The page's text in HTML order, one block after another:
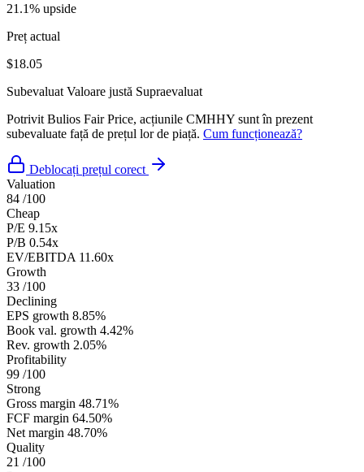
21.1% upside
Preț actual
$18.05
Subevaluat Valoare justă Supraevaluat
Potrivit Bulios Fair Price, acțiunile CMHHY sunt în prezent
subevaluate față de prețul lor de piață. Cum funcționează?
Deblocați prețul corect
Valuation
84 /100
Cheap
P/E 9.15x
P/B 0.54x
EV/EBITDA 11.60x
Growth
33 /100
Declining
EPS growth 8.85%
Book val. growth 4.42%
Rev. growth 2.05%
Profitability
99 /100
Strong
Gross margin 48.71%
FCF margin 64.50%
Net margin 48.70%
Quality
21 /100